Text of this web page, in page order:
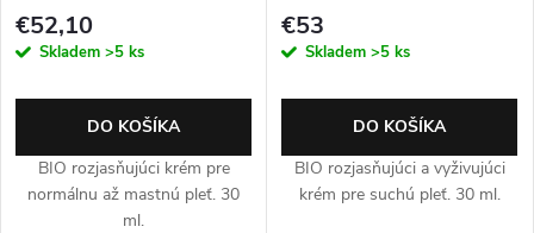
€52,10
Skladem >5 ks
DO KOŠÍKA
BIO rozjasňujúci krém pre
normálnu až mastnú pleť. 30
ml.
€53
Skladem >5 ks
DO KOŠÍKA
BIO rozjasňujúci a vyživujúci
krém pre suchú pleť. 30 ml.